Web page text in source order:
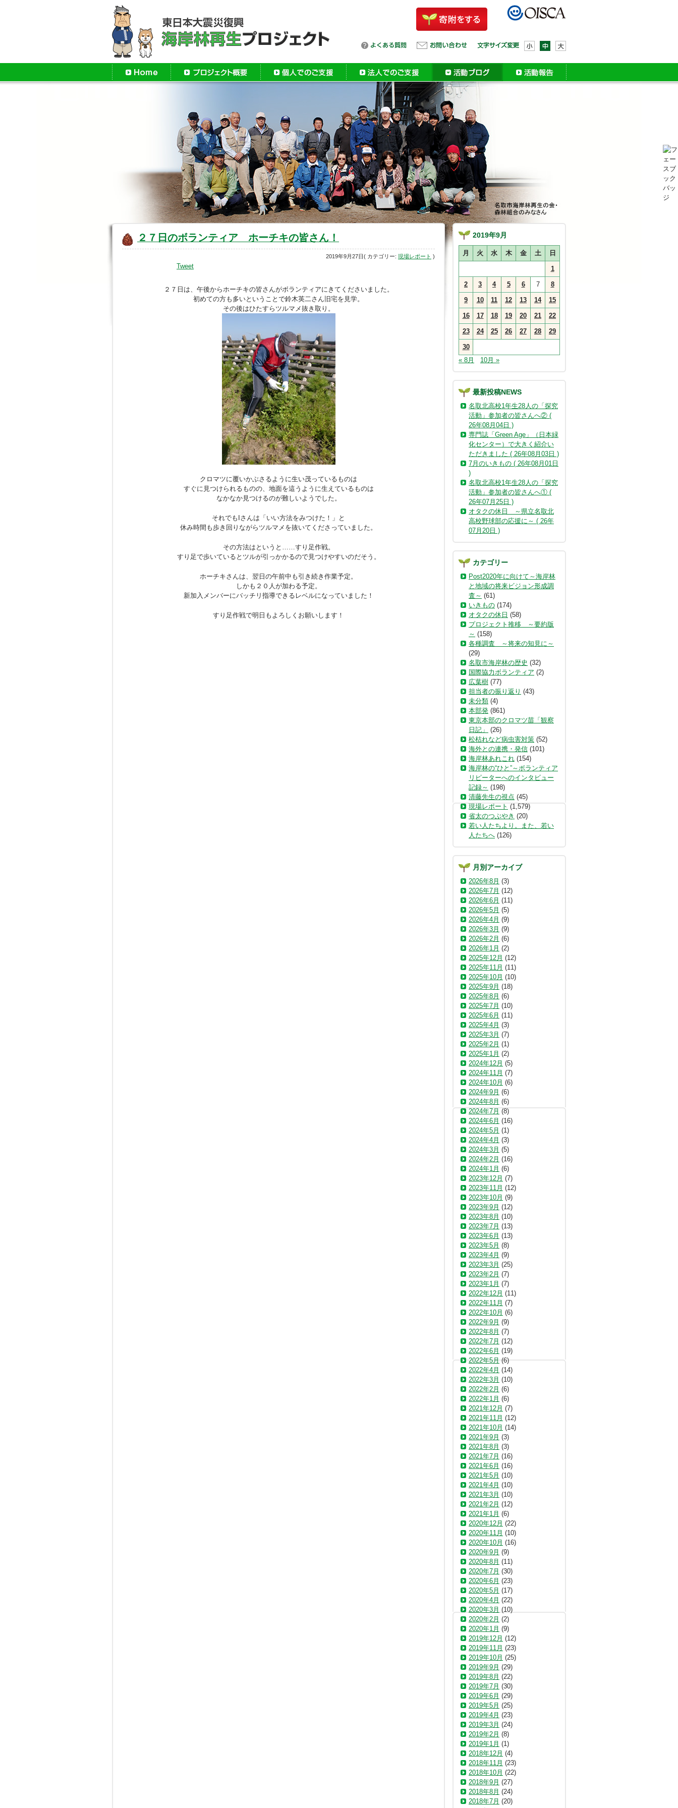
２７日のボランティア ホーチキの皆さん！
2019年9月27日( カテゴリー: 現場レポート )
Tweet
２７日は、午後からホーチキの皆さんがボランティアにきてくださいました。
初めての方も多いということで鈴木英二さん旧宅を見学。
その後はひたすらツルマメ抜き取り。
クロマツに覆いかぶさるように生い茂っているものは
すぐに見つけられるものの、地面を這うように生えているものは
なかなか見つけるのが難しいようでした。
それでもIさんは「いい方法をみつけた！」と
休み時間も歩き回りながらツルマメを抜いてくださっていました。
その方法はというと……すり足作戦。
すり足で歩いているとツルが引っかかるので見つけやすいのだそう。
ホーチキさんは、翌日の午前中も引き続き作業予定。
しかも２０人が加わる予定。
新加入メンバーにバッチリ指導できるレベルになっていました！
すり足作戦で明日もよろしくお願いします！
2019年9月
月 火 水 木 金 土 日
1
2 3 4 5 6 7 8
9 10 11 12 13 14 15
16 17 18 19 20 21 22
23 24 25 26 27 28 29
30
« 8月
10月 »
最新投稿NEWS
名取北高校1年生28人の「探究
活動」参加者の皆さんへ② (
26年08月04日 )
専門誌「Green Age」（日本緑
化センター）で大きく紹介い
ただきました ( 26年08月03日 )
7月のいきもの ( 26年08月01日
)
名取北高校1年生28人の「探究
活動」参加者の皆さんへ① (
26年07月25日 )
オタクの休日 ～県立名取北
高校野球部の応援に～ ( 26年
07月20日 )
カテゴリー
Post2020年に向けて～海岸林
と地域の将来ビジョン形成調
査～ (61)
いきもの (174)
オタクの休日 (58)
プロジェクト推移 ～要約版
～ (158)
各種調査 ～将来の知見に～
(29)
名取市海岸林の歴史 (32)
国際協力ボランティア (2)
広葉樹 (77)
担当者の振り返り (43)
未分類 (4)
本部発 (861)
東京本部のクロマツ苗「観察
日記」
(26)
松枯れなど病虫害対策 (52)
海外との連携・発信 (101)
海岸林あれこれ (154)
海岸林の“ひと”～ボランティア
リピーターへのインタビュー
記録～ (198)
清藤先生の視点 (45)
現場レポート (1,579)
省太のつぶやき (20)
若い人たちより。また、若い
人たちへ (126)
月別アーカイブ
2026年8月 (3)
2026年7月 (12)
2026年6月 (11)
2026年5月 (5)
2026年4月 (9)
2026年3月 (9)
2026年2月 (6)
2026年1月 (2)
2025年12月 (12)
2025年11月 (11)
2025年10月 (10)
2025年9月 (18)
2025年8月 (6)
2025年7月 (10)
2025年6月 (11)
2025年4月 (3)
2025年3月 (7)
2025年2月 (1)
2025年1月 (2)
2024年12月 (5)
2024年11月 (7)
2024年10月 (6)
2024年9月 (6)
2024年8月 (6)
2024年7月 (8)
2024年6月 (16)
2024年5月 (1)
2024年4月 (3)
2024年3月 (5)
2024年2月 (16)
2024年1月 (6)
2023年12月 (7)
2023年11月 (12)
2023年10月 (9)
2023年9月 (12)
2023年8月 (10)
2023年7月 (13)
2023年6月 (13)
2023年5月 (8)
2023年4月 (9)
2023年3月 (25)
2023年2月 (7)
2023年1月 (7)
2022年12月 (11)
2022年11月 (7)
2022年10月 (6)
2022年9月 (9)
2022年8月 (7)
2022年7月 (12)
2022年6月 (19)
2022年5月 (6)
2022年4月 (14)
2022年3月 (10)
2022年2月 (6)
2022年1月 (6)
2021年12月 (7)
2021年11月 (12)
2021年10月 (14)
2021年9月 (3)
2021年8月 (3)
2021年7月 (16)
2021年6月 (16)
2021年5月 (10)
2021年4月 (10)
2021年3月 (10)
2021年2月 (12)
2021年1月 (6)
2020年12月 (22)
2020年11月 (10)
2020年10月 (16)
2020年9月 (9)
2020年8月 (11)
2020年7月 (30)
2020年6月 (23)
2020年5月 (17)
2020年4月 (22)
2020年3月 (10)
2020年2月 (2)
2020年1月 (9)
2019年12月 (12)
2019年11月 (23)
2019年10月 (25)
2019年9月 (29)
2019年8月 (22)
2019年7月 (30)
2019年6月 (29)
2019年5月 (25)
2019年4月 (23)
2019年3月 (24)
2019年2月 (8)
2019年1月 (1)
2018年12月 (4)
2018年11月 (23)
2018年10月 (22)
2018年9月 (27)
2018年8月 (24)
2018年7月 (20)